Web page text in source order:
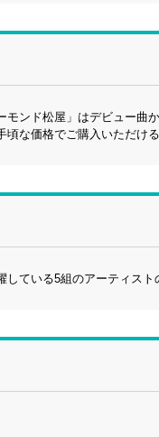
ンド松屋」はデビュー曲
な価格でご購入いただける
している5組のアーティス